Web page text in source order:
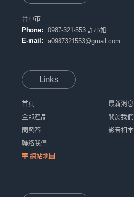
台中市
Phone:
0987-321-553 許小姐
E-mail:
a0987321553@gmail.com
Links
首頁
最新消息
全部產品
關於我們
問與答
影音相本
聯絡我們
網站地圖